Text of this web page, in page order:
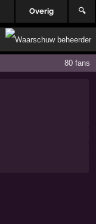
Overig 🔍
80 fans